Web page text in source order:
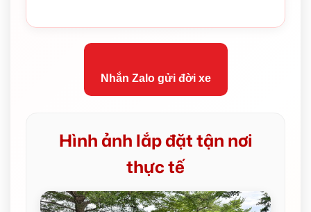
Nhắn Zalo gửi đời xe
Hình ảnh lắp đặt tận nơi
thực tế